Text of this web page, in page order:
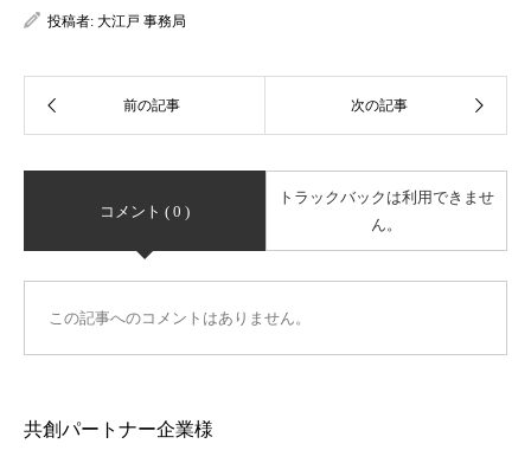
投稿者: 大江戸 事務局
コメント ( 0 )
トラックバックは利用できませ
ん。
この記事へのコメントはありません。
共創パートナー企業様